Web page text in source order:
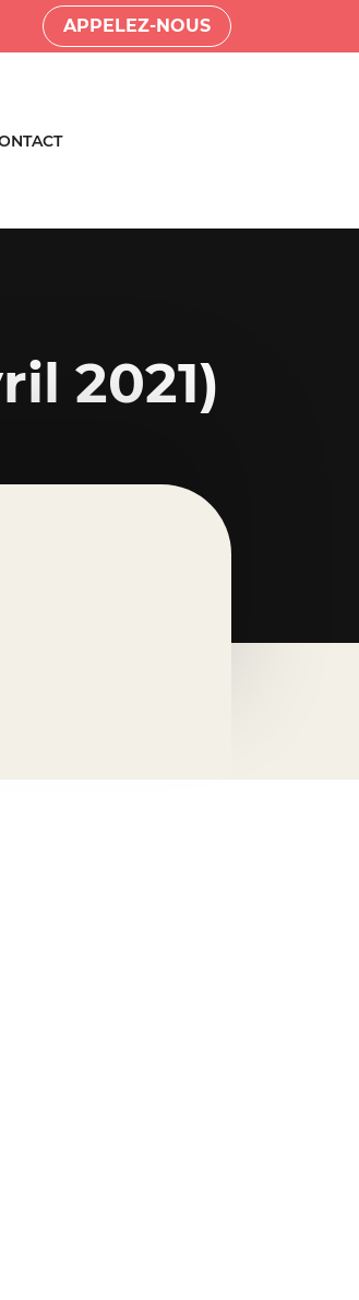
APPELEZ-NOUS
2021)